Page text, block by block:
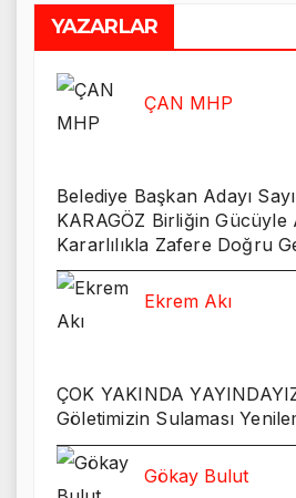
YAZARLAR
ÇAN MHP
Belediye Başkan Adayı
KARAGÖZ Birliğin Gücüyle
Kararlılıkla Zafere Doğru
Ekrem Akı
ÇOK YAKINDA
Göletimizin Sulaması
Gökay Bulut